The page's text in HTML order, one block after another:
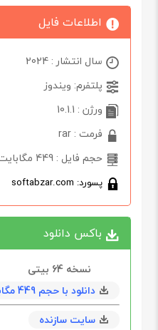
اطلاعات فایل
سال انتشار : 2024
پلتفرم: ویندوز
ورژن : 10.1.1
فرمت : rar
حجم فایل : 449 مگابایت
پسورد: softabzar.com
باکس دانلود
نسخه 64‌ بیتی
دانلود با حجم 449 مگابایت به همراه کرک
سایت سازنده